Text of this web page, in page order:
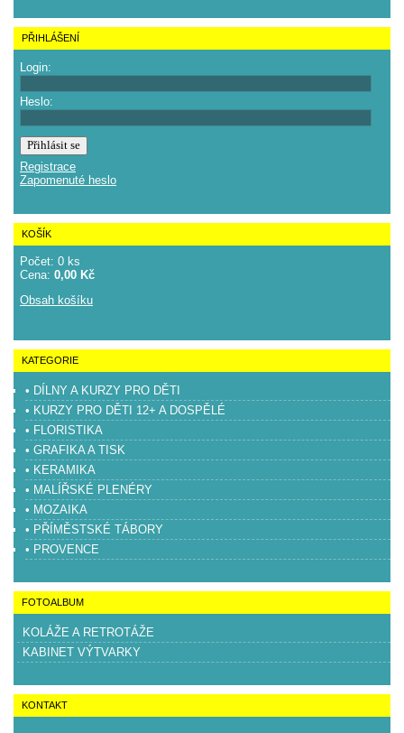
PŘIHLÁŠENÍ
Login:
Heslo:
Registrace
Zapomenuté heslo
KOŠÍK
Počet: 0 ks
Cena: 0,00 Kč
Obsah košíku
KATEGORIE
• DÍLNY A KURZY PRO DĚTI
• KURZY PRO DĚTI 12+ A DOSPĚLÉ
• FLORISTIKA
• GRAFIKA A TISK
• KERAMIKA
• MALÍŘSKÉ PLENÉRY
• MOZAIKA
• PŘÍMĚSTSKÉ TÁBORY
• PROVENCE
FOTOALBUM
KOLÁŽE A RETROTÁŽE
KABINET VÝTVARKY
KONTAKT